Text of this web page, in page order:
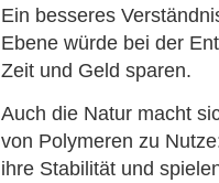
Ein besseres
Ebene würde bei der
Zeit und Geld sparen.
Auch die Natur macht
von Polymeren zu
ihre Stabilität und